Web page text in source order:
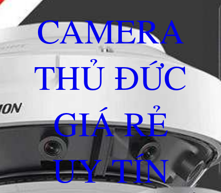
CAMERA
THỦ ĐỨC
GIÁ RẺ
UY TÍN